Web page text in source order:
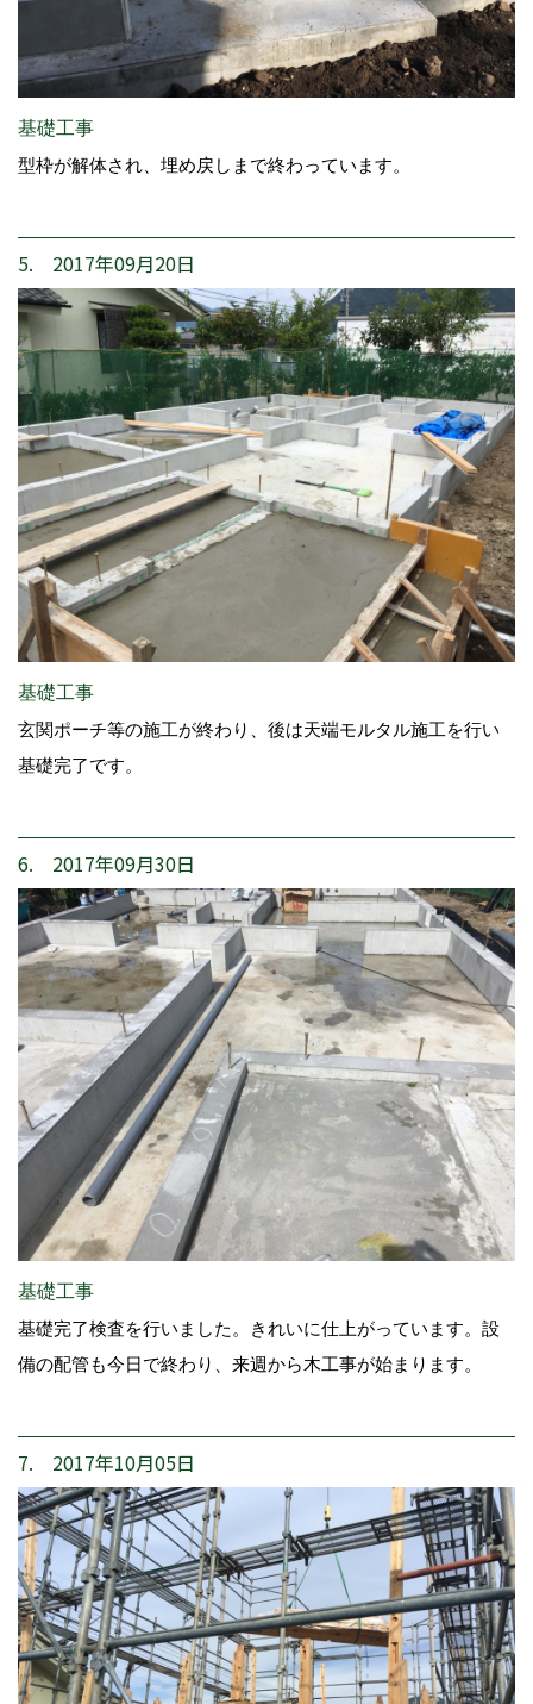
基礎工事
型枠が解体され、埋め戻しまで終わっています。
5. 2017年09月20日
基礎工事
玄関ポーチ等の施工が終わり、後は天端モルタル施工を行い
基礎完了です。
6. 2017年09月30日
基礎工事
基礎完了検査を行いました。きれいに仕上がっています。設
備の配管も今日で終わり、来週から木工事が始まります。
7. 2017年10月05日